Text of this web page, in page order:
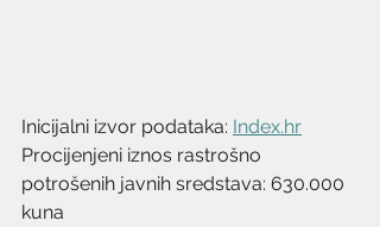
Inicijalni izvor podataka: Index.hr
Procijenjeni iznos rastrošno
potrošenih javnih sredstava: 630.000
kuna